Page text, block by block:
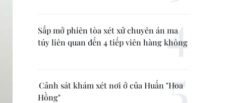
Sắp mở phiên tòa xét xử chuyên án ma
túy liên quan đến 4 tiếp viên hàng không
Cảnh sát khám xét nơi ở của Huấn "Hoa
Hồng"